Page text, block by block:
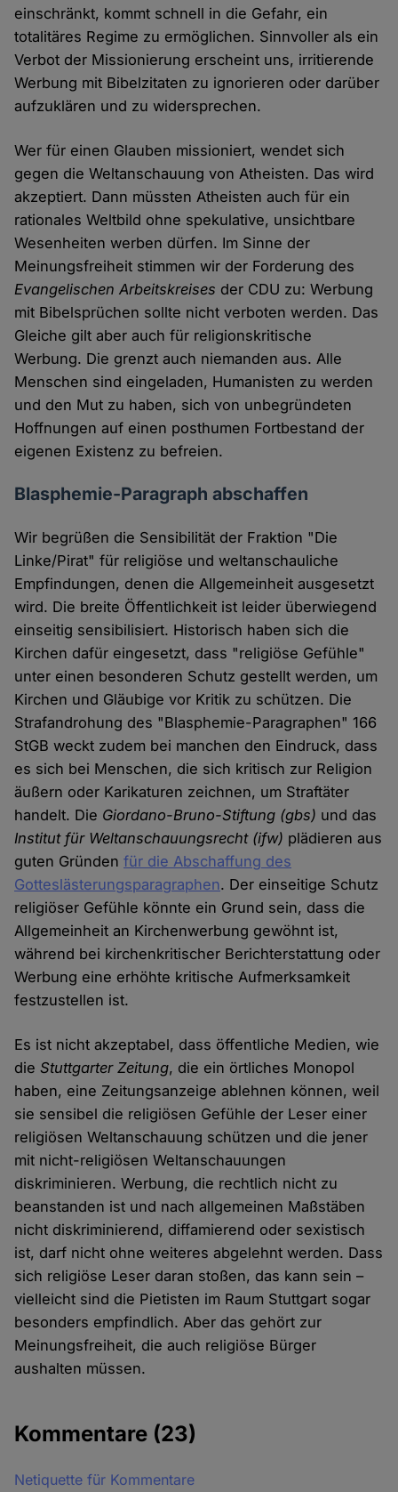
einschränkt, kommt schnell in die Gefahr, ein
totalitäres Regime zu ermöglichen. Sinnvoller als ein
Verbot der Missionierung erscheint uns, irritierende
Werbung mit Bibelzitaten zu ignorieren oder darüber
aufzuklären und zu widersprechen.
Wer für einen Glauben missioniert, wendet sich
gegen die Weltanschauung von Atheisten. Das wird
akzeptiert. Dann müssten Atheisten auch für ein
rationales Weltbild ohne spekulative, unsichtbare
Wesenheiten werben dürfen. Im Sinne der
Meinungsfreiheit stimmen wir der Forderung des
Evangelischen Arbeitskreises der CDU zu: Werbung
mit Bibelsprüchen sollte nicht verboten werden. Das
Gleiche gilt aber auch für religionskritische
Werbung. Die grenzt auch niemanden aus. Alle
Menschen sind eingeladen, Humanisten zu werden
und den Mut zu haben, sich von unbegründeten
Hoffnungen auf einen posthumen Fortbestand der
eigenen Existenz zu befreien.
Blasphemie-Paragraph abschaffen
Wir begrüßen die Sensibilität der Fraktion "Die
Linke/Pirat" für religiöse und weltanschauliche
Empfindungen, denen die Allgemeinheit ausgesetzt
wird. Die breite Öffentlichkeit ist leider überwiegend
einseitig sensibilisiert. Historisch haben sich die
Kirchen dafür eingesetzt, dass "religiöse Gefühle"
unter einen besonderen Schutz gestellt werden, um
Kirchen und Gläubige vor Kritik zu schützen. Die
Strafandrohung des "Blasphemie-Paragraphen" 166
StGB weckt zudem bei manchen den Eindruck, dass
es sich bei Menschen, die sich kritisch zur Religion
äußern oder Karikaturen zeichnen, um Straftäter
handelt. Die Giordano-Bruno-Stiftung (gbs) und das
Institut für Weltanschauungsrecht (ifw) plädieren aus
guten Gründenfür die Abschaffung des
Gotteslästerungsparagraphen. Der einseitige Schutz
religiöser Gefühle könnte ein Grund sein, dass die
Allgemeinheit an Kirchenwerbung gewöhnt ist,
während bei kirchenkritischer Berichterstattung oder
Werbung eine erhöhte kritische Aufmerksamkeit
festzustellen ist.
Es ist nicht akzeptabel, dass öffentliche Medien, wie
dieStuttgarter Zeitung, die ein örtliches Monopol
haben, eine Zeitungsanzeige ablehnen können, weil
sie sensibel die religiösen Gefühle der Leser einer
religiösen Weltanschauung schützen und die jener
mit nicht-religiösen Weltanschauungen
diskriminieren. Werbung, die rechtlich nicht zu
beanstanden ist und nach allgemeinen Maßstäben
nicht diskriminierend, diffamierend oder sexistisch
ist, darf nicht ohne weiteres abgelehnt werden. Dass
sich religiöse Leser daran stoßen, das kann sein –
vielleicht sind die Pietisten im Raum Stuttgart sogar
besonders empfindlich. Aber das gehört zur
Meinungsfreiheit, die auch religiöse Bürger
aushalten müssen.
Kommentare (23)
Netiquette für Kommentare